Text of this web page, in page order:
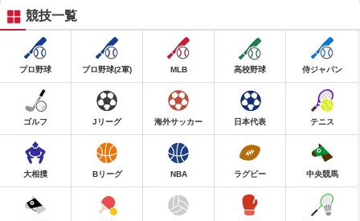
競技一覧
プロ野球 プロ野球(2軍) MLB 高校野球 侍ジャパン
ゴルフ Jリーグ 海外サッカー 日本代表 テニス
大相撲 Bリーグ NBA ラグビー 中央競馬